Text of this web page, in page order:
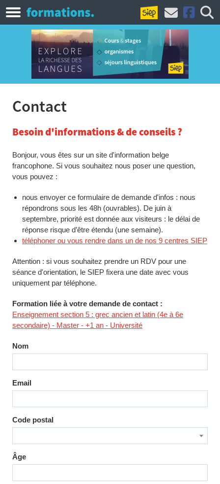
Contact
Besoin d'informations & de conseils ?
Bonjour, vous êtes sur un site d'information belge
francophone. Si vous souhaitez nous poser une question,
vous pouvez :
nous envoyer ce formulaire de demande d'infos : nous
répondrons sous les 48h (ouvrables). De juin à
septembre, priorité est donnée aux visiteurs : le délai de
réponse risque d’être étendu (une semaine).
téléphoner ou vous rendre dans un de nos 9 centres SIEP
Attention : si vous souhaitez prendre un RDV pour une
séance d'orientation, le SIEP fixera une date avec vous
uniquement par téléphone.
Formation liée à votre demande de contact :
Enseignement section 5 : grec ancien et latin (4e à 6e
secondaire) - Master - +1 an - Université
Nom
Email
Code postal
Âge